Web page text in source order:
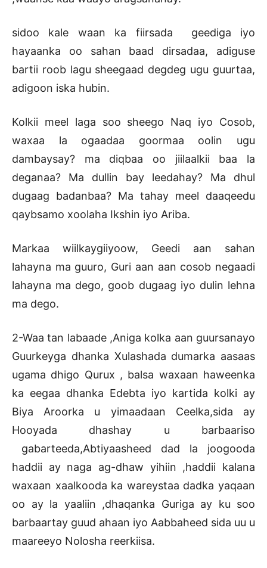
sidoo kale waan ka fiirsada geediga iyo
hayaanka oo sahan baad dirsadaa, adiguse
bartii roob lagu sheegaad degdeg ugu guurtaa,
adigoon iska hubin.
Kolkii meel laga soo sheego Naq iyo Cosob,
waxaa la ogaadaa goormaa oolin ugu
dambaysay? ma diqbaa oo jiilaalkii baa la
deganaa? Ma dullin bay leedahay? Ma dhul
dugaag badanbaa? Ma tahay meel daaqeedu
qaybsamo xoolaha Ikshin iyo Ariba.
Markaa wiilkaygiiyoow, Geedi aan sahan
lahayna ma guuro, Guri aan aan cosob negaadi
lahayna ma dego, goob dugaag iyo dulin lehna
ma dego.
2-Waa tan labaade ,Aniga kolka aan guursanayo
Guurkeyga dhanka Xulashada dumarka aasaas
ugama dhigo Qurux , balsa waxaan haweenka
ka eegaa dhanka Edebta iyo kartida kolki ay
Biya Aroorka u yimaadaan Ceelka,sida ay
Hooyada dhashay u barbaariso
gabarteeda,Abtiyaasheed dad la joogooda
haddii ay naga ag-dhaw yihiin ,haddii kalana
waxaan xaalkooda ka wareystaa dadka yaqaan
oo ay la yaaliin ,dhaqanka Guriga ay ku soo
barbaartay guud ahaan iyo Aabbaheed sida uu u
maareeyo Nolosha reerkiisa.